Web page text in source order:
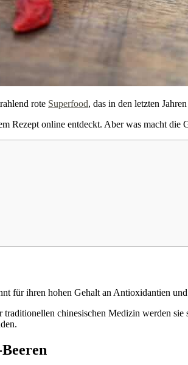
rote Superfood, das in den letzten
Rezept online entdeckt. Aber was macht die
für ihren hohen Gehalt an Antioxidantien
chinesischen Medizin werden